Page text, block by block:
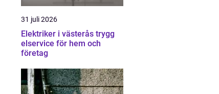
31 juli 2026
Elektriker i västerås trygg
elservice för hem och
företag